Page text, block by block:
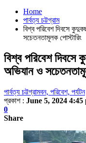
Home
পার্বত্য চট্টগ্রাম
বিশ্ব পরিবেশ দিবসে
সচেতনতামূলক পোস্টারিং
বিশ্ব পরিবেশ দিবসে
অভিযান ও
পার্বত্য চট্টগ্রামবন, পরিবেশ, পর্যটন
প্রকাশ : June 5, 2024 4:45
0
Share